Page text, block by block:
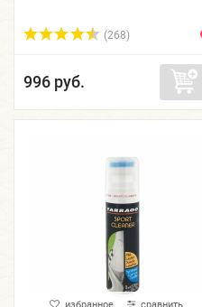
(268)
996 руб.
избранное сравнить